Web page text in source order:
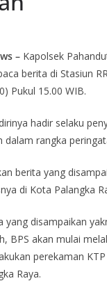
– Kapolsek
berita di Stasiun
Pukul 15.00 WIB.
hadir selaku
rangka
berita yang
di Kota Palangka
yang disampaikan
BPS akan mulai
perekaman
Raya.